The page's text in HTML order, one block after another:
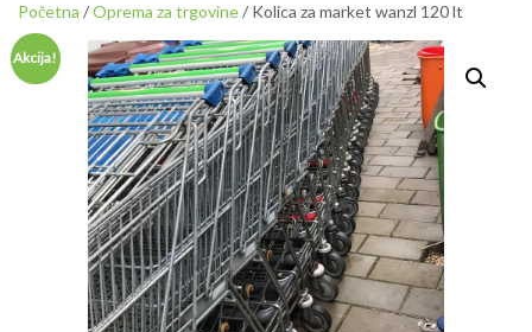
Početna /Oprema za trgovine/ Kolica za market wanzl 120 lt
Akcija!